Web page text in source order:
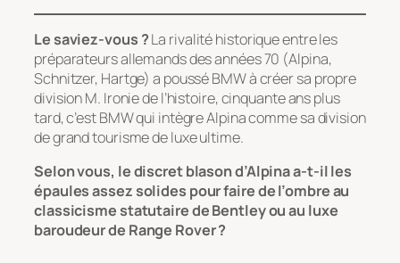
Le saviez-vous ?La rivalité historique entre les
préparateurs allemands des années 70 (Alpina,
Schnitzer, Hartge) a poussé BMW à créer sa propre
division M. Ironie de l’histoire, cinquante ans plus
tard, c’est BMW qui intègre Alpina comme sa division
de grand tourisme de luxe ultime.
Selon vous, le discret blason d’Alpina a-t-il les
épaules assez solides pour faire de l’ombre au
classicisme statutaire de Bentley ou au luxe
baroudeur de Range Rover ?